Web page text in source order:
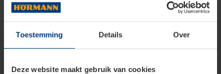
Toestemming Details Over
Deze website maakt gebruik van cookies